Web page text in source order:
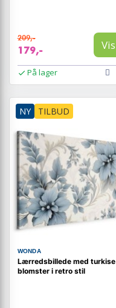
209,-
179,- Vis
På lager
NY TILBUD
WONDA
Lærredsbillede med turkise
blomster i retro stil